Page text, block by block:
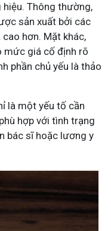
Thông thường,
sản xuất bởi các
hơn. Mặt khác,
mức giá cố định rõ
phần chủ yếu là thảo
là một yếu tố cần
hợp với tình trạng
bác sĩ hoặc lương y